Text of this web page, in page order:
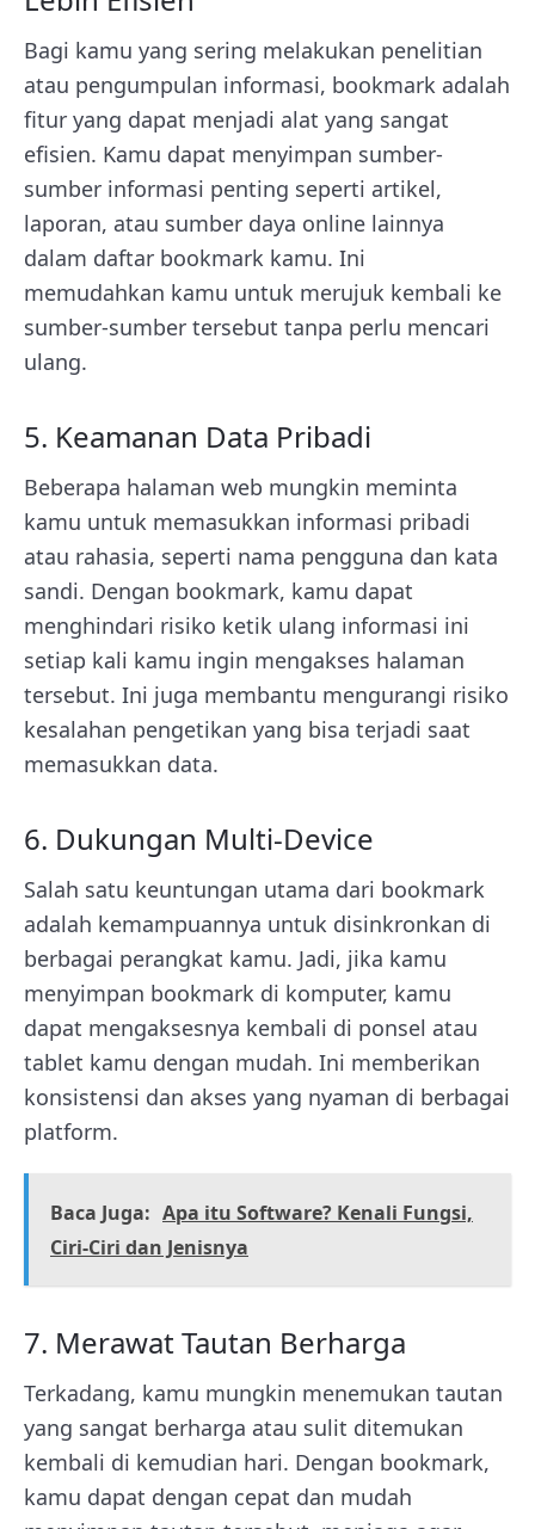
Bagi kamu yang sering melakukan penelitian
atau pengumpulan informasi, bookmark adalah
fitur yang dapat menjadi alat yang sangat
efisien. Kamu dapat menyimpan sumber-
sumber informasi penting seperti artikel,
laporan, atau sumber daya online lainnya
dalam daftar bookmark kamu. Ini
memudahkan kamu untuk merujuk kembali ke
sumber-sumber tersebut tanpa perlu mencari
ulang.
5. Keamanan Data Pribadi
Beberapa halaman web mungkin meminta
kamu untuk memasukkan informasi pribadi
atau rahasia, seperti nama pengguna dan kata
sandi. Dengan bookmark, kamu dapat
menghindari risiko ketik ulang informasi ini
setiap kali kamu ingin mengakses halaman
tersebut. Ini juga membantu mengurangi risiko
kesalahan pengetikan yang bisa terjadi saat
memasukkan data.
6. Dukungan Multi-Device
Salah satu keuntungan utama dari bookmark
adalah kemampuannya untuk disinkronkan di
berbagai perangkat kamu. Jadi, jika kamu
menyimpan bookmark di komputer, kamu
dapat mengaksesnya kembali di ponsel atau
tablet kamu dengan mudah. Ini memberikan
konsistensi dan akses yang nyaman di berbagai
platform.
Baca Juga: Apa itu Software? Kenali Fungsi,
Ciri-Ciri dan Jenisnya
7. Merawat Tautan Berharga
Terkadang, kamu mungkin menemukan tautan
yang sangat berharga atau sulit ditemukan
kembali di kemudian hari. Dengan bookmark,
kamu dapat dengan cepat dan mudah